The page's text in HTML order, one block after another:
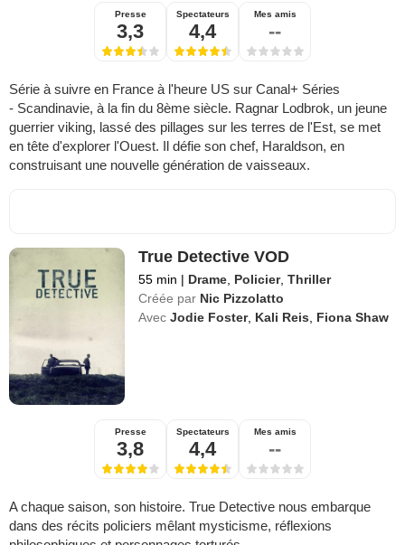
Presse
3,3
Spectateurs
4,4
Mes amis
--
Série à suivre en France à l'heure US sur Canal+ Séries
- Scandinavie, à la fin du 8ème siècle. Ragnar Lodbrok, un jeune
guerrier viking, lassé des pillages sur les terres de l'Est, se met
en tête d'explorer l'Ouest. Il défie son chef, Haraldson, en
construisant une nouvelle génération de vaisseaux.
True Detective VOD
55 min | Drame, Policier,Thriller
Créée par Nic Pizzolatto
Avec Jodie Foster, Kali Reis, Fiona Shaw
Presse
3,8
Spectateurs
4,4
Mes amis
--
A chaque saison, son histoire. True Detective nous embarque
dans des récits policiers mêlant mysticisme, réflexions